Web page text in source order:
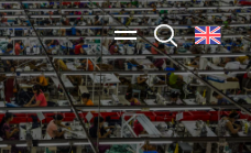
Søg